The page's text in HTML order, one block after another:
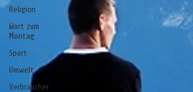
Religion
Wort zum
Montag
Sport
Umwelt
Verbraucher